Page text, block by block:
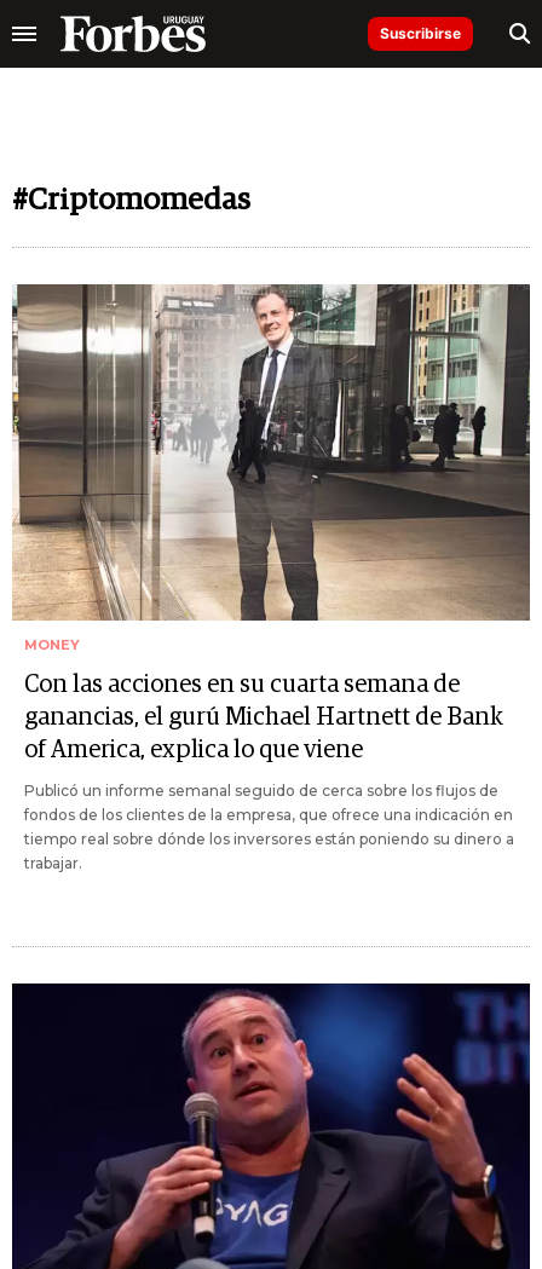
Suscribirse
#Criptomomedas
MONEY
Con las acciones en su cuarta semana de
ganancias, el gurú Michael Hartnett de Bank
of America, explica lo que viene
Publicó un informe semanal seguido de cerca sobre los flujos de
fondos de los clientes de la empresa, que ofrece una indicación en
tiempo real sobre dónde los inversores están poniendo su dinero a
trabajar.